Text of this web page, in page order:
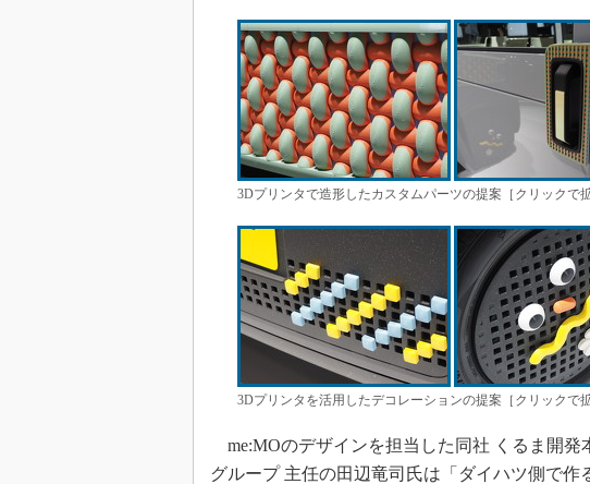
3Dプリンタで造形したカスタムパーツの提案［クリックで拡
3Dプリンタを活用したデコレーションの提案［クリックで拡
me:MOのデザインを担当した同社 くるま開発
グループ 主任の田辺竜司氏は「ダイハツ側で